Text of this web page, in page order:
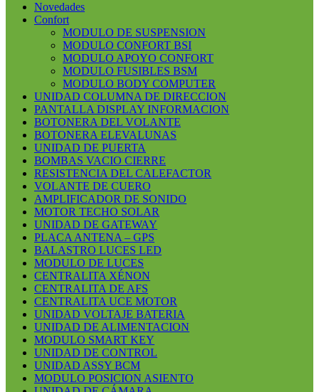
Novedades
Confort
MODULO DE SUSPENSION
MODULO CONFORT BSI
MODULO APOYO CONFORT
MODULO FUSIBLES BSM
MODULO BODY COMPUTER
UNIDAD COLUMNA DE DIRECCION
PANTALLA DISPLAY INFORMACION
BOTONERA DEL VOLANTE
BOTONERA ELEVALUNAS
UNIDAD DE PUERTA
BOMBAS VACIO CIERRE
RESISTENCIA DEL CALEFACTOR
VOLANTE DE CUERO
AMPLIFICADOR DE SONIDO
MOTOR TECHO SOLAR
UNIDAD DE GATEWAY
PLACA ANTENA – GPS
BALASTRO LUCES LED
MODULO DE LUCES
CENTRALITA XÉNON
CENTRALITA DE AFS
CENTRALITA UCE MOTOR
UNIDAD VOLTAJE BATERIA
UNIDAD DE ALIMENTACION
MODULO SMART KEY
UNIDAD DE CONTROL
UNIDAD ASSY BCM
MODULO POSICION ASIENTO